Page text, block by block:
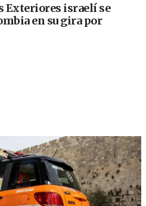
Exteriores israelí se
en su gira por